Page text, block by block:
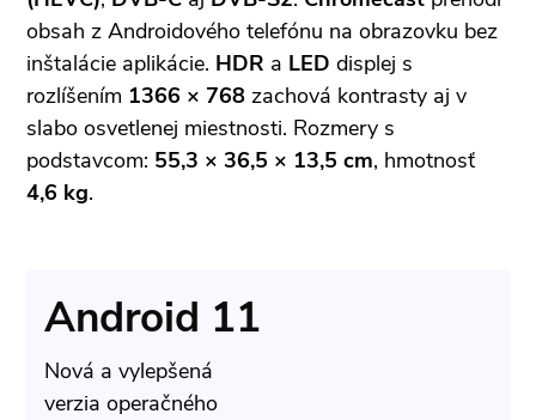
obsah z Androidového telefónu na obrazovku bez
inštalácie aplikácie. HDR a LED displej s
rozlíšením 1366 × 768 zachová kontrasty aj v
slabo osvetlenej miestnosti. Rozmery s
podstavcom: 55,3 × 36,5 × 13,5 cm, hmotnosť
4,6 kg.
Android 11
Nová a vylepšená
verzia operačného